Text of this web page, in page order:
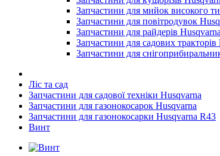
Запчастини для мийок високого
Запчастини для повітродувок
Запчастини для райдерів Husqvarna
Запчастини для садових тракторів
Запчастини для
Ліс та сад
Запчастини для садової техніки Husqvarna
Запчастини для газонокосарок Husqvarna
Запчастини для газонокосарки Husqvarna R43
Винт